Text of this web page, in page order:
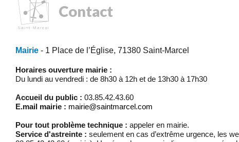
Contact
Mairie - 1 Place de l’Église, 71380 Saint-Marcel
Horaires ouverture mairie :
Du lundi au vendredi : de 8h30 à 12h et de 13h30 à 17h30
Accueil du public : 03.85.42.43.60
E.mail mairie : mairie@saintmarcel.com
Pour tout problème technique : appeler en mairie.
Service d'astreinte : seulement en cas d’extrême urgence, les